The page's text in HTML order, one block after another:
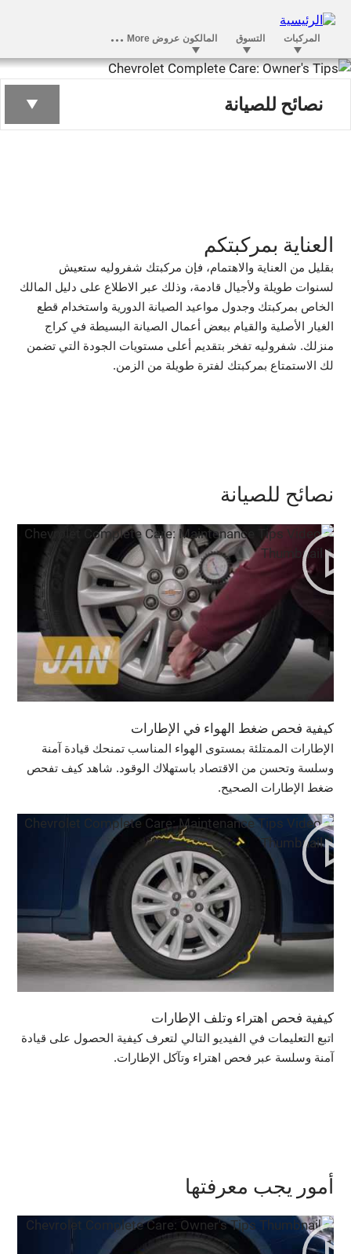
نصائح للمالكين
نصائح للصيانة
العناية بمركبتكم
بقليل من العناية والاهتمام، فإن مركبتك شفروليه ستعيش
لسنوات طويلة ولأجيال قادمة، وذلك عبر الاطلاع على دليل المالك
الخاص بمركبتك وجدول مواعيد الصيانة الدورية واستخدام قطع
الغيار الأصلية والقيام ببعض أعمال الصيانة البسيطة في كراج
منزلك. شفروليه تفخر بتقديم أعلى مستويات الجودة التي تضمن
لك الاستمتاع بمركبتك لفترة طويلة من الزمن.
نصائح للصيانة
كيفية فحص ضغط الهواء في الإطارات
الإطارات الممتلئة بمستوى الهواء المناسب تمنحك قيادة آمنة
وسلسة وتحسن من الاقتصاد باستهلاك الوقود. شاهد كيف تفحص
ضغط الإطارات الصحيح.
كيفية فحص اهتراء وتلف الإطارات
اتبع التعليمات في الفيديو التالي لتعرف كيفية الحصول على قيادة
آمنة وسلسة عبر فحص اهتراء وتآكل الإطارات.
أمور يجب معرفتها